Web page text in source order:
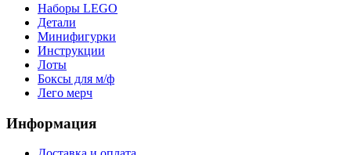
Наборы LEGO
Детали
Минифигурки
Инструкции
Лоты
Боксы для м/ф
Лего мерч
Информация